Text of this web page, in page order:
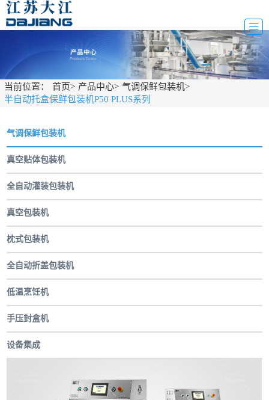
当前位置： 首页> 产品中心> 气调保鲜包装机>
半自动托盒保鲜包装机P50 PLUS系列
气调保鲜包装机
真空贴体包装机
全自动灌装包装机
真空包装机
枕式包装机
全自动折盖包装机
低温烹饪机
手压封盒机
设备集成